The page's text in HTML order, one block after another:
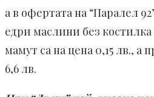
а в офертата на “Паралел
едри маслини без
мамут са на цена 0,15 лв., а
6,6 лв.